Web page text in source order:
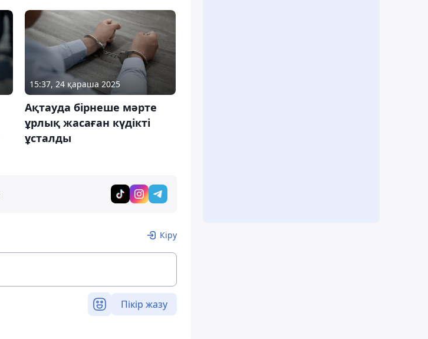
15:37, 24 қараша 2025
Ақтауда бірнеше мәрте
ұрлық жасаған күдікті
ұсталды
Кіру
Пікір жазу